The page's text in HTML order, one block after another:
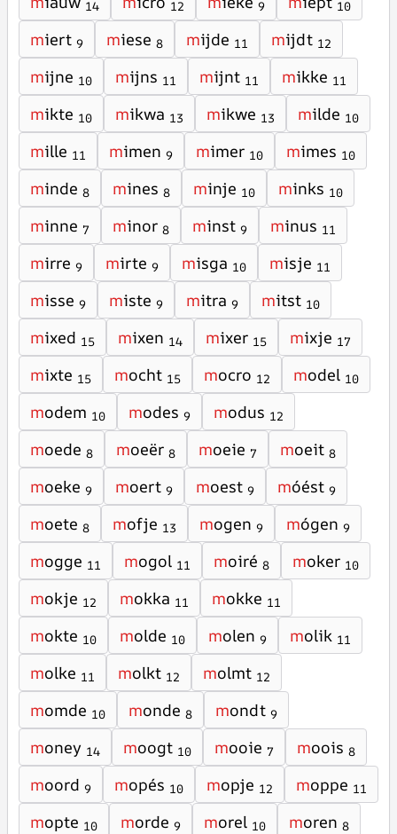
14 12 9 10
miert 9 miese 8 mijde 11 mijdt 12
mijne 10 mijns 11 mijnt 11 mikke 11
mikte 10 mikwa 13 mikwe 13 milde 10
mille 11 mimen 9 mimer 10 mimes 10
minde 8 mines 8 minje 10 minks 10
minne 7 minor 8 minst 9 minus 11
mirre 9 mirte 9 misga 10 misje 11
misse 9 miste 9 mitra 9 mitst 10
mixed 15 mixen 14 mixer 15 mixje 17
mixte 15 mocht 15 mocro 12 model 10
modem 10 modes 9 modus 12
moede 8 moeër 8 moeie 7 moeit 8
moeke 9 moert 9 moest 9 móést 9
moete 8 mofje 13 mogen 9 mógen 9
mogge 11 mogol 11 moiré 8 moker 10
mokje 12 mokka 11 mokke 11
mokte 10 molde 10 molen 9 molik 11
molke 11 molkt 12 molmt 12
momde 10 monde 8 mondt 9
money 14 moogt 10 mooie 7 moois 8
moord 9 mopés 10 mopje 12 moppe 11
mopte 10 morde 9 morel 10 moren 8